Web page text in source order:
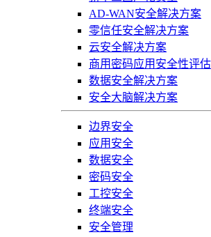
AD-WAN安全解决方案
零信任安全解决方案
云安全解决方案
商用密码应用安全性评
数据安全解决方案
安全大脑解决方案
边界安全
应用安全
数据安全
密码安全
工控安全
终端安全
安全管理